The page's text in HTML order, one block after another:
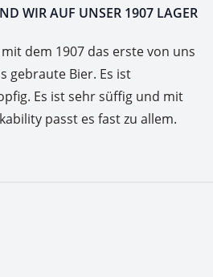
WIR AUF UNSER 1907 LAGER
dem 1907 das erste von uns
gebraute Bier. Es ist
Es ist sehr süffig und mit
passt es fast zu allem.